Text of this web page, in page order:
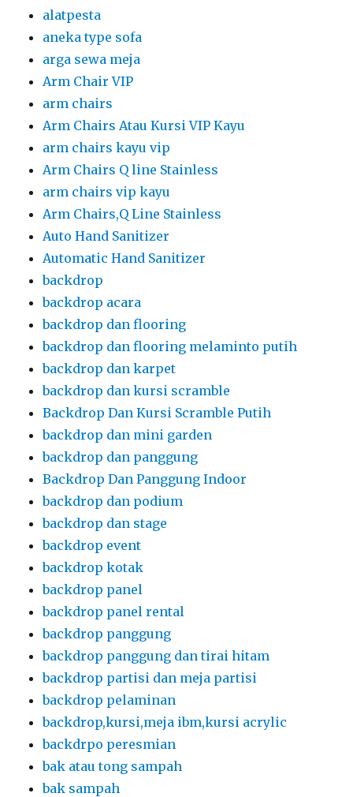
alatpesta
aneka type sofa
arga sewa meja
Arm Chair VIP
arm chairs
Arm Chairs Atau Kursi VIP Kayu
arm chairs kayu vip
Arm Chairs Q line Stainless
arm chairs vip kayu
Arm Chairs,Q Line Stainless
Auto Hand Sanitizer
Automatic Hand Sanitizer
backdrop
backdrop acara
backdrop dan flooring
backdrop dan flooring melaminto putih
backdrop dan karpet
backdrop dan kursi scramble
Backdrop Dan Kursi Scramble Putih
backdrop dan mini garden
backdrop dan panggung
Backdrop Dan Panggung Indoor
backdrop dan podium
backdrop dan stage
backdrop event
backdrop kotak
backdrop panel
backdrop panel rental
backdrop panggung
backdrop panggung dan tirai hitam
backdrop partisi dan meja partisi
backdrop pelaminan
backdrop,kursi,meja ibm,kursi acrylic
backdrpo peresmian
bak atau tong sampah
bak sampah